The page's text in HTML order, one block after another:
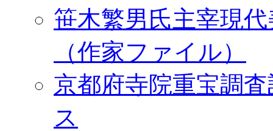
笹木繁男氏主宰現
（作家ファイル）
京都府寺院重宝調
ス